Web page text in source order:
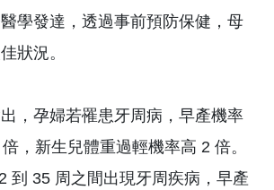
學發達，透過事前預防保健，母
狀況。
，孕婦若罹患牙周病，早產機率
，新生兒體重過輕機率高 2 倍。
到 35 周之間出現牙周疾病，早產